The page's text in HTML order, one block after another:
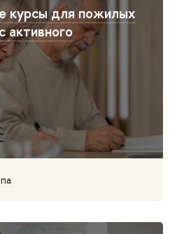
курсы для пожилых
активного